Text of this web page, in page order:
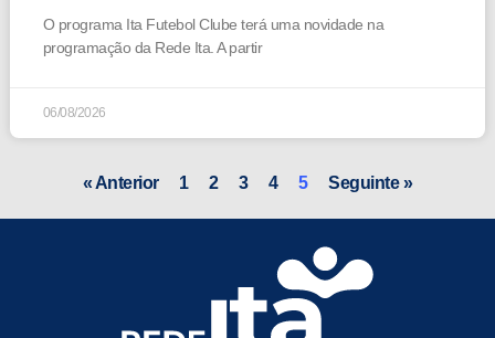
O programa Ita Futebol Clube terá uma novidade na
programação da Rede Ita. A partir
06/08/2026
« Anterior 1 2 3 4 5 Seguinte »